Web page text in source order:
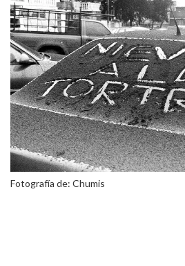
Fotografía de: Chumis